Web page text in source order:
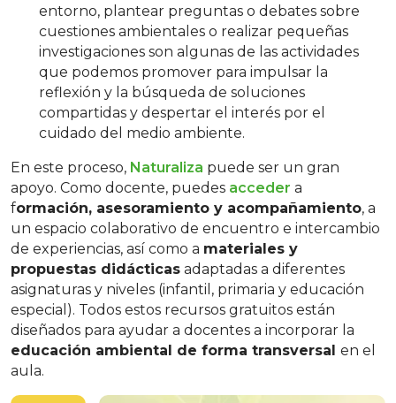
entorno, plantear preguntas o debates sobre
cuestiones ambientales o realizar pequeñas
investigaciones son algunas de las actividades
que podemos promover para impulsar la
reflexión y la búsqueda de soluciones
compartidas y despertar el interés por el
cuidado del medio ambiente.
En este proceso, Naturaliza puede ser un gran
apoyo. Como docente, puedes acceder a
formación, asesoramiento y acompañamiento, a
un espacio colaborativo de encuentro e intercambio
de experiencias, así como a materiales y
propuestas didácticas adaptadas a diferentes
asignaturas y niveles (infantil, primaria y educación
especial). Todos estos recursos gratuitos están
diseñados para ayudar a docentes a incorporar la
educación ambiental de forma transversal en el
aula.